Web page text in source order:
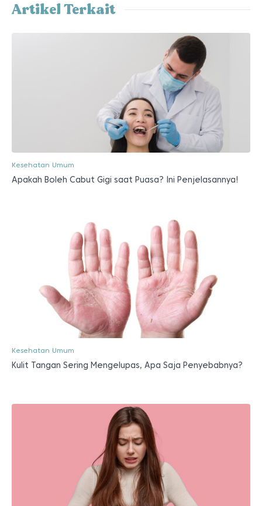
Artikel Terkait
Kesehatan Umum
Apakah Boleh Cabut Gigi saat Puasa? Ini Penjelasannya!
Kesehatan Umum
Kulit Tangan Sering Mengelupas, Apa Saja Penyebabnya?